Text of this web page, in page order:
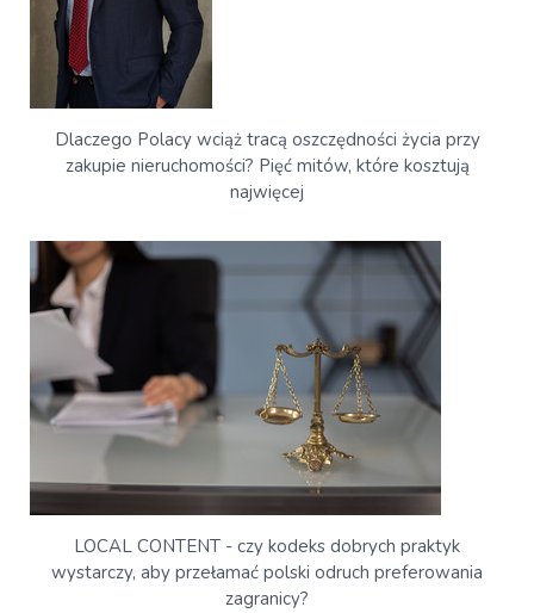
Dlaczego Polacy wciąż tracą oszczędności życia przy
zakupie nieruchomości? Pięć mitów, które kosztują
najwięcej
LOCAL CONTENT - czy kodeks dobrych praktyk
wystarczy, aby przełamać polski odruch preferowania
zagranicy?